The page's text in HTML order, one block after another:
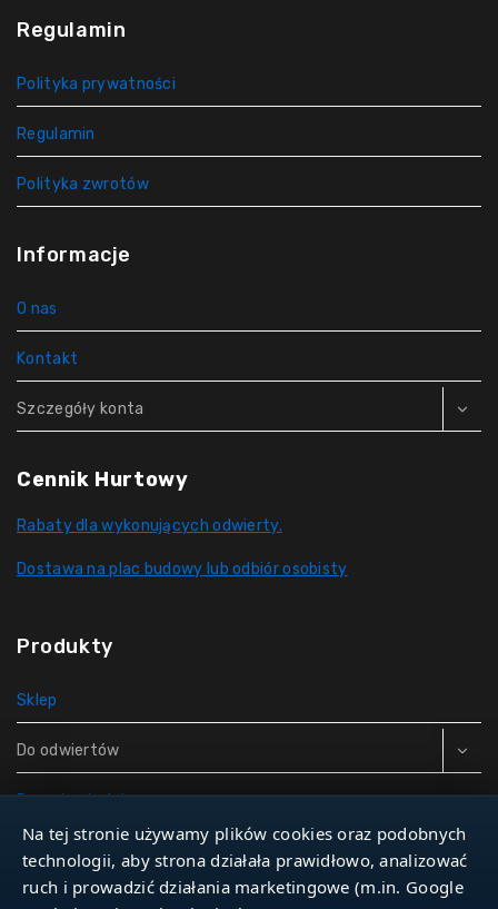
Regulamin
Polityka prywatności
Regulamin
Polityka zwrotów
Informacje
O nas
Kontakt
Szczegóły konta
Cennik Hurtowy
Rabaty dla wykonujących odwierty.
Dostawa na plac budowy lub odbiór osobisty
Produkty
Sklep
Do odwiertów
Rury do studni
Zbiorniki hydroforowe
Narzędzia
Na tej stronie używamy plików cookies oraz podobnych
technologii, aby strona działała prawidłowo, analizować
ruch i prowadzić działania marketingowe (m.in. Google